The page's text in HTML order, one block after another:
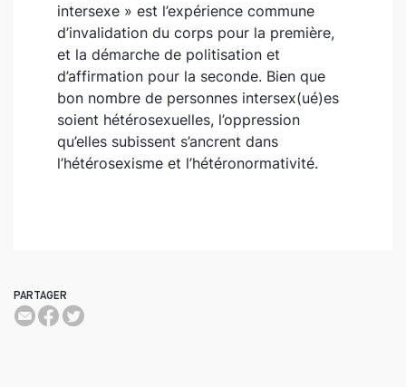
PARTAGER
intersexe » est l’expérience commune
d’invalidation du corps pour la première,
et la démarche de politisation et
d’affirmation pour la seconde. Bien que
bon nombre de personnes intersex(ué)es
soient hétérosexuelles, l’oppression
qu’elles subissent s’ancrent dans
l’hétérosexisme et l’hétéronormativité.